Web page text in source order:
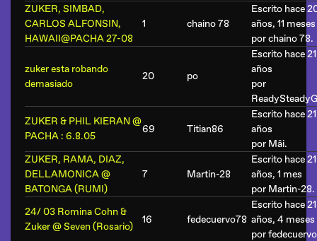
ZUKER, SIMBAD,
CARLOS ALFONSIN,
HAWAII@PACHA 27-08
1 chaino 78
Escrito hace
años, 11 meses
porchaino 78.
zuker esta robando
demasiado
20 po
Escrito hace 21
años
por
ZUKER & PHIL KIERAN @
PACHA : 6.8.05
69 Titian86
Escrito hace 21
años
por Mâi.
ZUKER, RAMA, DIAZ,
DELLAMONICA @
BATONGA (RUMI)
7 Martin-28
Escrito hace 21
años, 1 mes
por Martin-28.
24/ 03 Romina Cohn &
Zuker @ Seven (Rosario)
16 fedecuervo78
Escrito hace 21
años, 4 meses
por